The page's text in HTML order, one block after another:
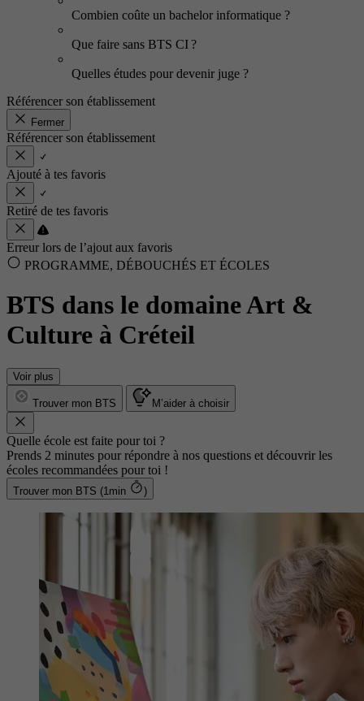
Combien coûte un bachelor informatique ?
Que faire sans BTS CI ?
Quelles études pour devenir juge ?
Référencer son établissement
Fermer
Référencer son établissement
Ajouté à tes favoris
Retiré de tes favoris
Erreur lors de l’ajout aux favoris
PROGRAMME, DÉBOUCHÉS ET ÉCOLES
BTS dans le domaine Art &
Culture à Créteil
Voir plus
Trouver mon BTS M’aider à choisir
Quelle école est faite pour toi ?
Prends 2 minutes pour répondre à nos questions et découvrir les
écoles recommandées pour toi !
Trouver mon BTS (1min )